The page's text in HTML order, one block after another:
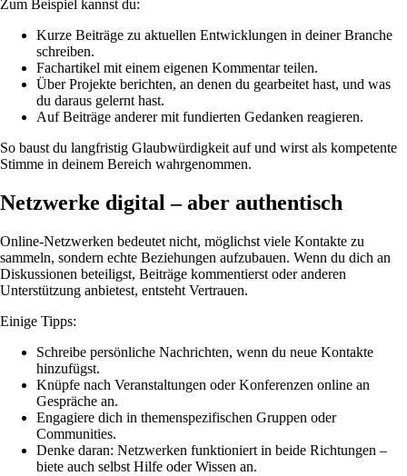
Zum Beispiel kannst du:
Kurze Beiträge zu aktuellen Entwicklungen in deiner Branche
schreiben.
Fachartikel mit einem eigenen Kommentar teilen.
Über Projekte berichten, an denen du gearbeitet hast, und was
du daraus gelernt hast.
Auf Beiträge anderer mit fundierten Gedanken reagieren.
So baust du langfristig Glaubwürdigkeit auf und wirst als kompetente
Stimme in deinem Bereich wahrgenommen.
Netzwerke digital – aber authentisch
Online-Netzwerken bedeutet nicht, möglichst viele Kontakte zu
sammeln, sondern echte Beziehungen aufzubauen. Wenn du dich an
Diskussionen beteiligst, Beiträge kommentierst oder anderen
Unterstützung anbietest, entsteht Vertrauen.
Einige Tipps:
Schreibe persönliche Nachrichten, wenn du neue Kontakte
hinzufügst.
Knüpfe nach Veranstaltungen oder Konferenzen online an
Gespräche an.
Engagiere dich in themenspezifischen Gruppen oder
Communities.
Denke daran: Netzwerken funktioniert in beide Richtungen –
biete auch selbst Hilfe oder Wissen an.